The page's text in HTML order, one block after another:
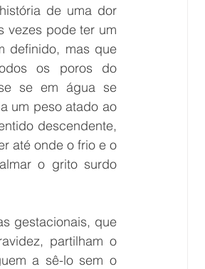
de uma dor
vezes pode ter um
definido, mas que
os poros do
se em água se
um peso atado ao
descendente,
até onde o frio e o
o grito surdo
gestacionais, que
partilham o
a sê-lo sem o